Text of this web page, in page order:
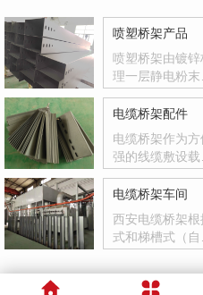
喷塑桥架产品
喷塑桥架由镀
理一层静电粉末
电缆桥架配件
电缆桥架作为
强的线缆敷设载
电缆桥架车间
西安电缆桥架
式和梯槽式（自